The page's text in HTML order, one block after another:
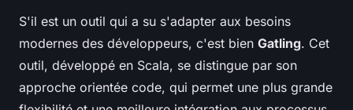
S'il est un outil qui a su s'adapter aux besoins
modernes des développeurs, c'est bien Gatling. Cet
outil, développé en Scala, se distingue par son
approche orientée code, qui permet une plus grande